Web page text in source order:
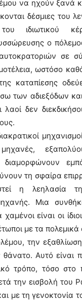
να ηχούν ξανά
δέσμιες του
του ιδιωτικού
ο
σε
ωστόσο
καταπίεσης
των αδιεξόδων
λαοί δεν
διαμορφώνουν
τη σφαίρα
η λεηλασία
μηχανής. Μια
είναι οι
με τα πολεμικά
την
Αυτό είναι
τρόπο, τόσο στο
την εισβολή του
με τη γενοκτονία